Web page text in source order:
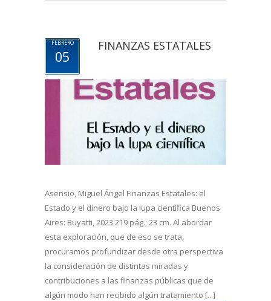
FEBRERO
05
FINANZAS ESTATALES
Asensio, Miguel Ángel Finanzas Estatales: el
Estado y el dinero bajo la lupa científica Buenos
Aires: Buyatti, 2023 219 pág.; 23 cm. Al abordar
esta exploración, que de eso se trata,
procuramos profundizar desde otra perspectiva
la consideración de distintas miradas y
contribuciones a las finanzas públicas que de
algún modo han recibido algún tratamiento [...]